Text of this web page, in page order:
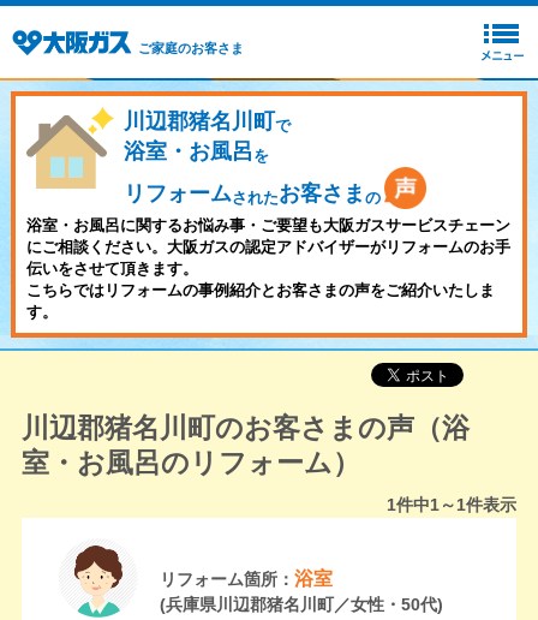
ご家庭のお客さま
川辺郡猪名川町で
浴室・お風呂 を
リフォームされたお客さま の
浴室・お風呂に関するお悩み事・ご要望も大阪ガスサービスチェーン
にご相談ください。大阪ガスの認定アドバイザーがリフォームのお手
伝いをさせて頂きます。
こちらではリフォームの事例紹介とお客さまの声をご紹介いたしま
す。
川辺郡猪名川町のお客さまの声（浴
室・お風呂のリフォーム）
1件中1～1件表示
リフォーム箇所： 浴室
(兵庫県川辺郡猪名川町／女性・50代)